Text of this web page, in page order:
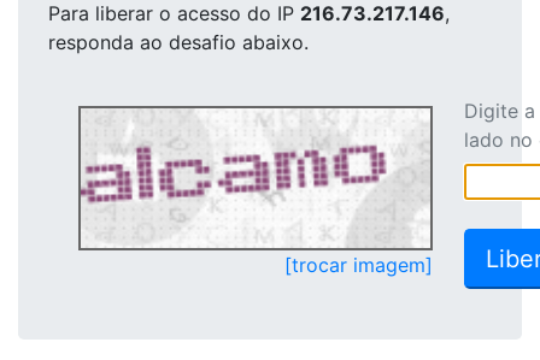
Para liberar o acesso do IP 216.73.217.146,
responda ao desafio abaixo.
[trocar imagem]
Digite
lado no